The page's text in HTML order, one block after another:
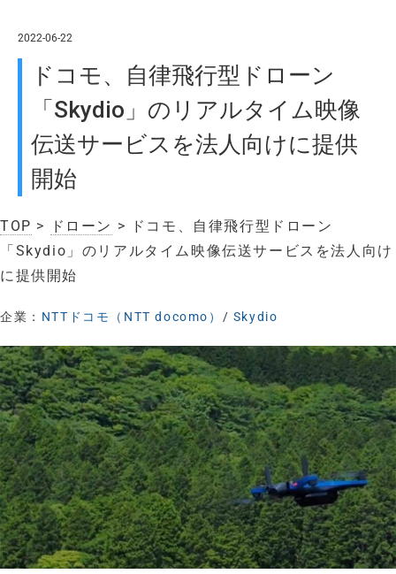
2022-06-22
ドコモ、自律飛行型ドローン
「Skydio」のリアルタイム映像
伝送サービスを法人向けに提供
開始
TOP > ドローン > ドコモ、自律飛行型ドローン
「Skydio」のリアルタイム映像伝送サービスを法人向け
に提供開始
企業： NTTドコモ（NTT docomo） / Skydio